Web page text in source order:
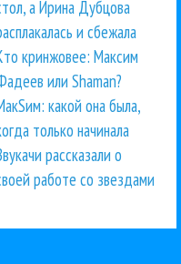
а Ирина Дубцова
и сбежала
кринжовее: Максим
или Shaman?
какой она была,
только начинала
рассказали о
работе со звездами